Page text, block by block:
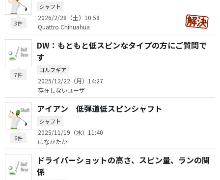
3件
シャフト
2026/2/28（土）10:58
Quattro Chihuahua
7件
DW：もともと低スピンなタイプの方にご質問で
す
ゴルフギア
2025/12/22（月）14:27
存在しないユーザ
6件
アイアン 低弾道低スピンシャフト
シャフト
2025/11/19（水）11:40
はなかたか
ドライバーショットの高さ、スピン量、ランの関
係